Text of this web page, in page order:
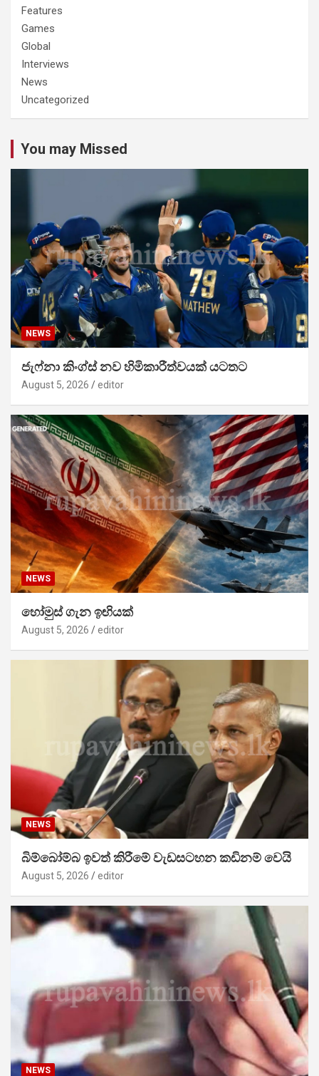
Features
Games
Global
Interviews
News
Uncategorized
You may Missed
NEWS
ජැෆ්නා කිංග්ස් නව හිමිකාරීත්වයක් යටතට
August 5, 2026 editor
NEWS
හෝමුස් ගැන ඉඟියක්
August 5, 2026 editor
NEWS
බිම්බෝම්බ ඉවත් කිරීමේ වැඩසටහන කඩිනම් වෙයි
August 5, 2026 editor
NEWS